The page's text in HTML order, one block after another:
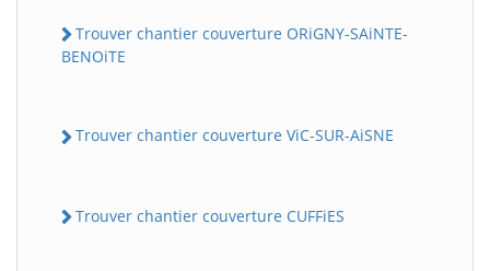
Trouver chantier couverture ORiGNY-SAiNTE-
BENOiTE
Trouver chantier couverture ViC-SUR-AiSNE
Trouver chantier couverture CUFFiES